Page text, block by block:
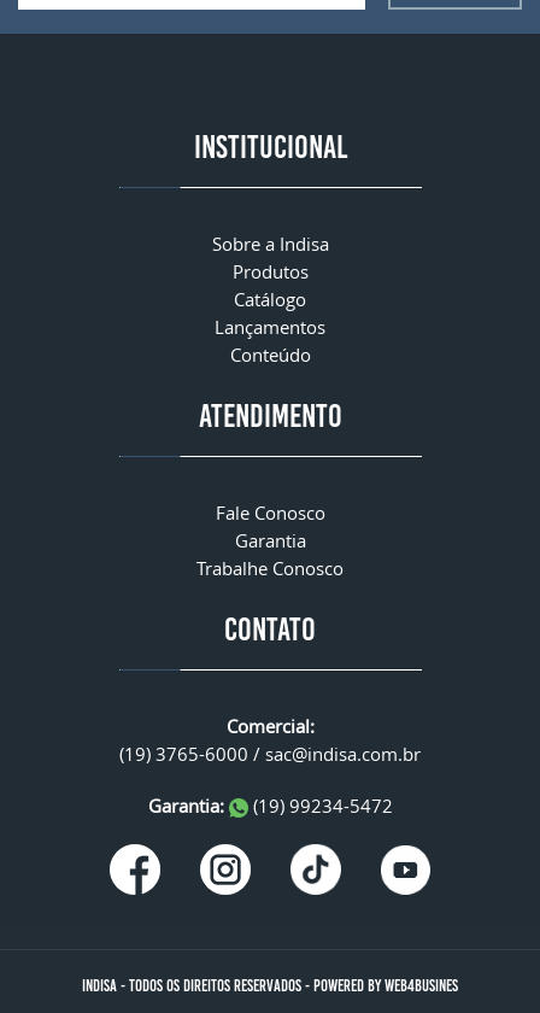
INSTITUCIONAL
Sobre a Indisa
Produtos
Catálogo
Lançamentos
Conteúdo
ATENDIMENTO
Fale Conosco
Garantia
Trabalhe Conosco
CONTATO
Comercial:
(19) 3765-6000 / sac@indisa.com.br
Garantia: (19) 99234-5472
INDISA - TODOS OS DIREITOS RESERVADOS - POWERED BY WEB4BUSINES